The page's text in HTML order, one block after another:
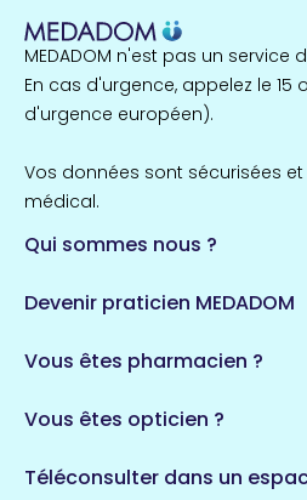
MEDADOM n'est pas un service
En cas d'urgence, appelez le 15
d'urgence européen).
Vos données sont sécurisées
médical.
Qui sommes nous ?
Devenir praticien MEDADOM
Vous êtes pharmacien ?
Vous êtes opticien ?
Téléconsulter dans un